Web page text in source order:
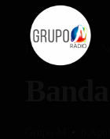
Home Blog